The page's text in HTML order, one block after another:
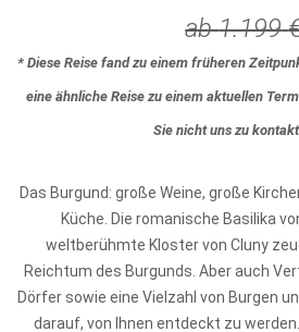
ab1.199
* Diese Reise fand zu einem früheren
eine ähnliche Reise zu einem aktuellen
Sie nicht uns zu
Das Burgund: große Weine, große
Küche. Die romanische Basilika
weltberühmte Kloster von Cluny
Reichtum des Burgunds. Aber auch
Dörfer sowie eine Vielzahl von Burgen
darauf, von Ihnen entdeckt zu